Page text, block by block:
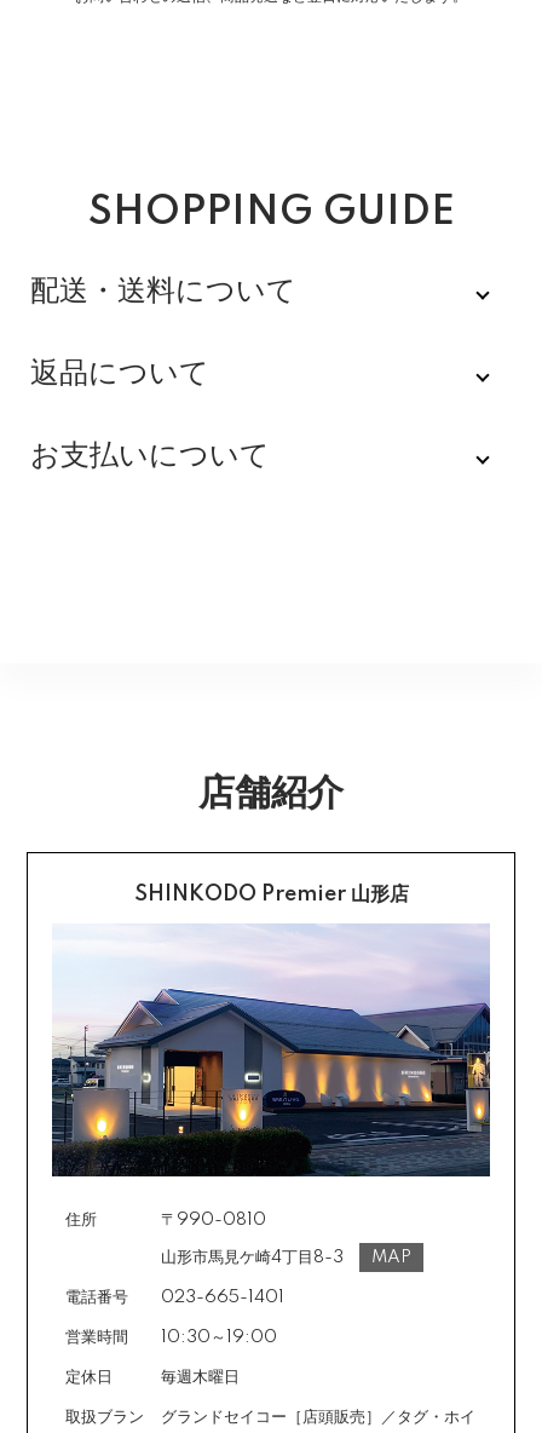
SHOPPING GUIDE
配送・送料について
佐川急便
全品送料無料にてお届けいたします。
※配達時間を指定できない地域（郡部以下は時間指定不
配送・送料の詳細はこちら
返品について
不良品
不良品に該当する場合は当方で負担いたします。返送希
知らせいたしますので、その後着払いでお送りくださ
返品の詳細はこちら
お支払いについて
カード不要の分割払い 【無金利で最大
60回分割】
《ショッピングクレジット》
ご注文受付メールにあわせて、お手続き用のURLをEメ
ールまたはショートメールにてお送りいたします。必要
事項をご入力の上、お手続きをお願いいたします。分割
回数は基本的に10～60回の中からお選びいただきま
場合によっては2～6回も可能ですのでご希望のお客様は
ご注文時に備考欄でお知らせください。※ショッピングク
店舗紹介
SHINKODO Premier 山形店
住所 〒990-0810
山形市馬見ケ崎4丁目8-3 MAP
電話番号 023-665-1401
営業時間 10:30～19:00
定休日 毎週木曜日
取扱ブラン グランドセイコー［店頭販売］／タグ・ホイ